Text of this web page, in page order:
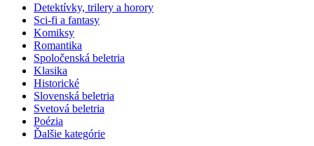
Detektívky, trilery a horory
Sci-fi a fantasy
Komiksy
Romantika
Spoločenská beletria
Klasika
Historické
Slovenská beletria
Svetová beletria
Poézia
Ďalšie kategórie